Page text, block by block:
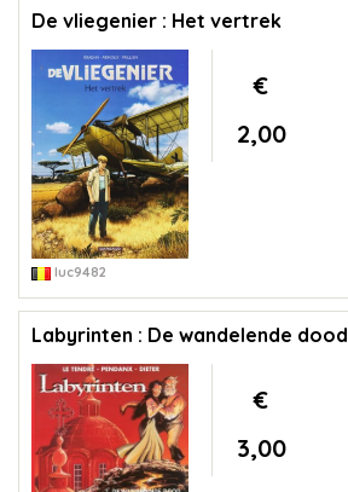
De vliegenier : Het vertrek
€
2,00
luc9482
Labyrinten : De wandelende dood
€
3,00